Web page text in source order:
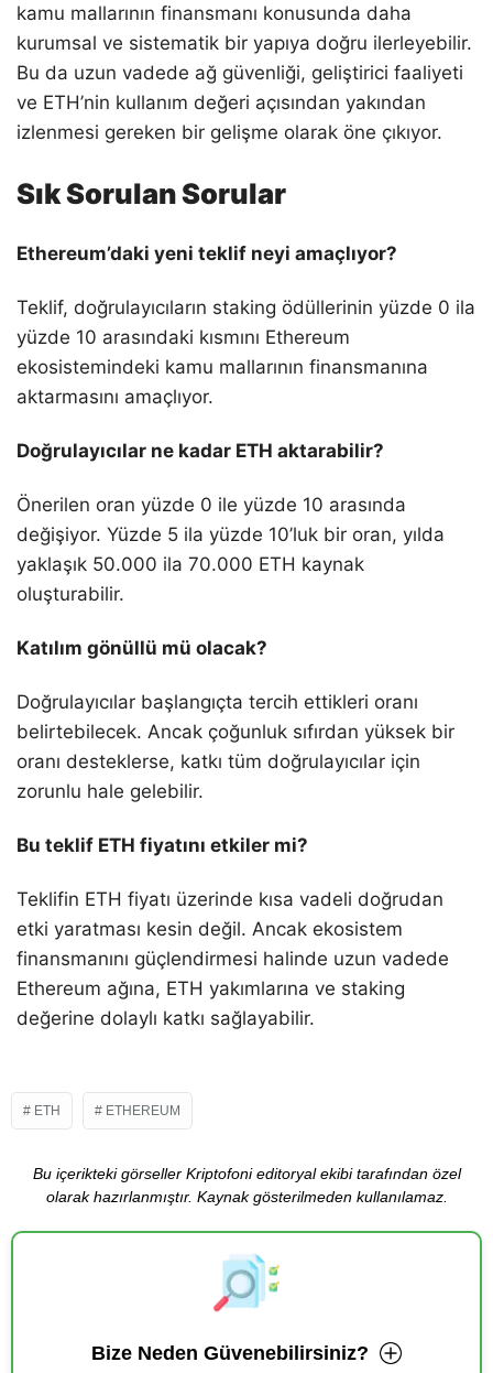
kamu mallarının finansmanı konusunda daha
kurumsal ve sistematik bir yapıya doğru ilerleyebilir.
Bu da uzun vadede ağ güvenliği, geliştirici faaliyeti
ve ETH’nin kullanım değeri açısından yakından
izlenmesi gereken bir gelişme olarak öne çıkıyor.
Sık Sorulan Sorular
Ethereum’daki yeni teklif neyi amaçlıyor?
Teklif, doğrulayıcıların staking ödüllerinin yüzde 0 ila
yüzde 10 arasındaki kısmını Ethereum
ekosistemindeki kamu mallarının finansmanına
aktarmasını amaçlıyor.
Doğrulayıcılar ne kadar ETH aktarabilir?
Önerilen oran yüzde 0 ile yüzde 10 arasında
değişiyor. Yüzde 5 ila yüzde 10’luk bir oran, yılda
yaklaşık 50.000 ila 70.000 ETH kaynak
oluşturabilir.
Katılım gönüllü mü olacak?
Doğrulayıcılar başlangıçta tercih ettikleri oranı
belirtebilecek. Ancak çoğunluk sıfırdan yüksek bir
oranı desteklerse, katkı tüm doğrulayıcılar için
zorunlu hale gelebilir.
Bu teklif ETH fiyatını etkiler mi?
Teklifin ETH fiyatı üzerinde kısa vadeli doğrudan
etki yaratması kesin değil. Ancak ekosistem
finansmanını güçlendirmesi halinde uzun vadede
Ethereum ağına, ETH yakımlarına ve staking
değerine dolaylı katkı sağlayabilir.
ETH ETHEREUM
Bu içerikteki görseller Kriptofoni editoryal ekibi tarafından özel
olarak hazırlanmıştır. Kaynak gösterilmeden kullanılamaz.
Bize Neden Güvenebilirsiniz?